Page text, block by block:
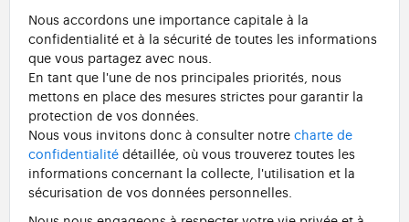
Nous accordons une importance capitale à la
confidentialité et à la sécurité de toutes les informations
que vous partagez avec nous.
En tant que l'une de nos principales priorités, nous
mettons en place des mesures strictes pour garantir la
protection de vos données.
Nous vous invitons donc à consulter notre charte de
confidentialité détaillée, où vous trouverez toutes les
informations concernant la collecte, l'utilisation et la
sécurisation de vos données personnelles.